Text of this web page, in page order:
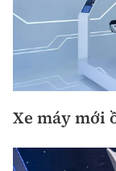
Xe máy mới